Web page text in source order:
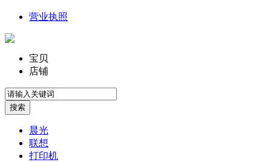
营业执照
宝贝
店铺
晨光
联想
打印机